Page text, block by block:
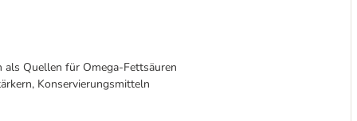
als Quellen für Omega-Fettsäuren
Konservierungsmitteln